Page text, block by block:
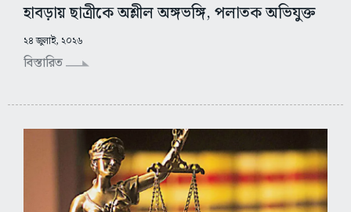
হাবড়ায় ছাত্রীকে অশ্লীল অঙ্গভঙ্গি, পলাতক অভিযুক্ত
২৪ জুলাই, ২০২৬
বিস্তারিত